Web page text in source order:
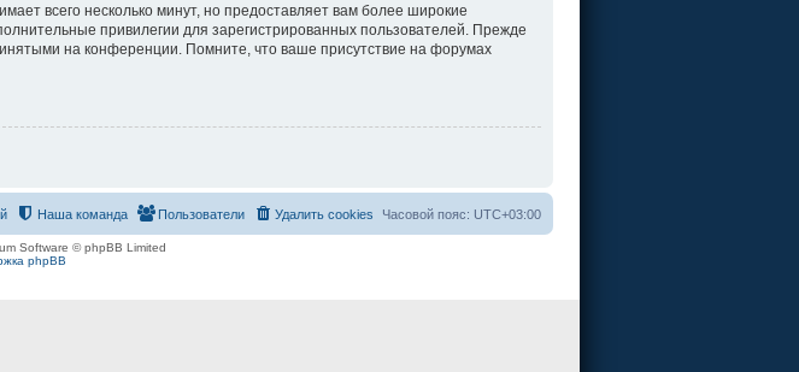
всего несколько минут, но предоставляет вам более широкие
привилегии для зарегистрированных пользователей. Прежде
на конференции. Помните, что ваше присутствие на форумах
Часовой пояс: UTC+03:00
Удалить cookies
Пользователи
Наша команда
Software © phpBB Limited
phpBB